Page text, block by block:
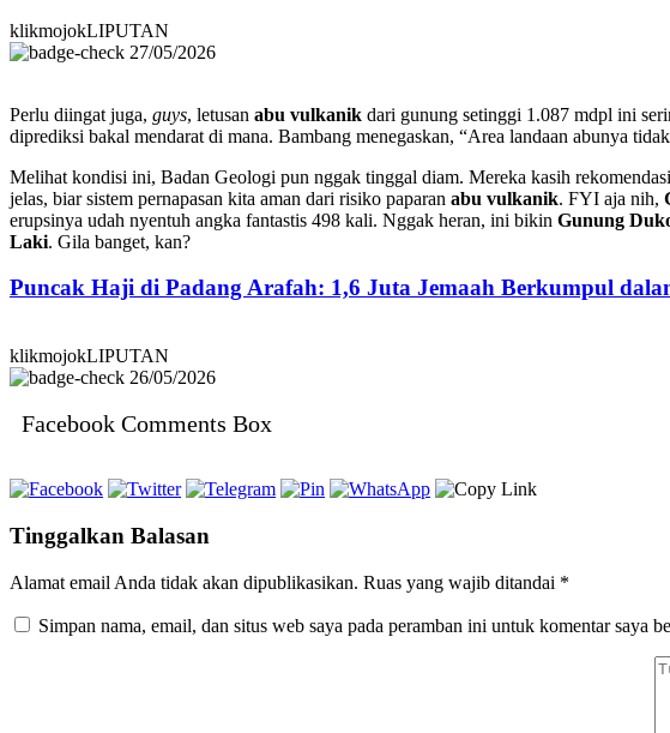
klikmojokLIPUTAN
27/05/2026
Perlu diingat juga, guys, letusan abu vulkanik dari gunung setinggi 1.087 mdpl ini
diprediksi bakal mendarat di mana. Bambang menegaskan, “Area landaan abunya
Melihat kondisi ini, Badan Geologi pun nggak tinggal diam. Mereka kasih
jelas, biar sistem pernapasan kita aman dari risiko paparan abu vulkanik. FYI aja nih,
erupsinya udah nyentuh angka fantastis 498 kali. Nggak heran, ini bikin Gunung
Laki. Gila banget, kan?
Puncak Haji di Padang Arafah: 1,6 Juta Jemaah Berkumpul
klikmojokLIPUTAN
26/05/2026
Facebook Comments Box
Tinggalkan Balasan
Alamat email Anda tidak akan dipublikasikan. Ruas yang wajib ditandai *
Simpan nama, email, dan situs web saya pada peramban ini untuk komentar saya